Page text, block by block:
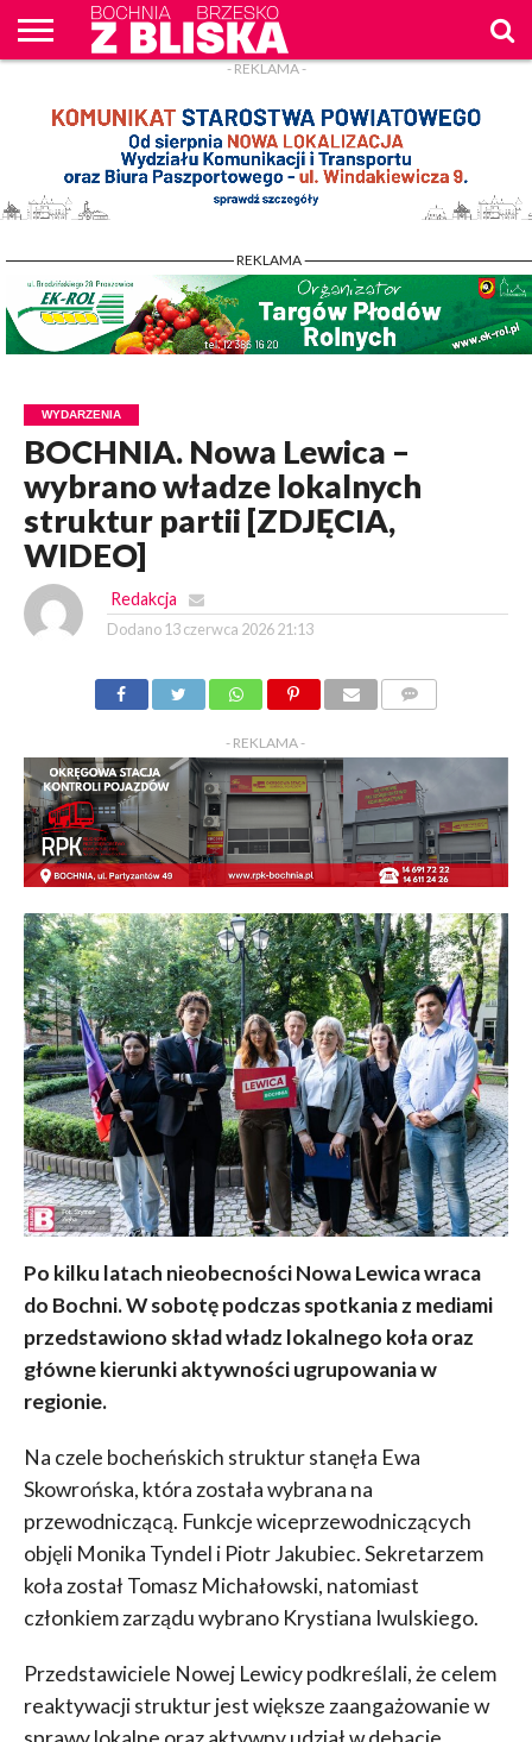
WPROST
REKLAM
- REKLAMA -
- REKLAMA -
WYDARZENIA
BOCHNIA. Nowa Lewica –
wybrano władze lokalnych
struktur partii [ZDJĘCIA,
WIDEO]
Redakcja
Dodano 13 czerwca 2026 21:13
- REKLAMA -
Po kilku latach nieobecności Nowa Lewica wraca
do Bochni. W sobotę podczas spotkania z mediami
przedstawiono skład władz lokalnego koła oraz
główne kierunki aktywności ugrupowania w
regionie.
Na czele bocheńskich struktur stanęła Ewa
Skowrońska, która została wybrana na
przewodniczącą. Funkcje wiceprzewodniczących
objęli Monika Tyndel i Piotr Jakubiec. Sekretarzem
koła został Tomasz Michałowski, natomiast
członkiem zarządu wybrano Krystiana Iwulskiego.
Przedstawiciele Nowej Lewicy podkreślali, że celem
reaktywacji struktur jest większe zaangażowanie w